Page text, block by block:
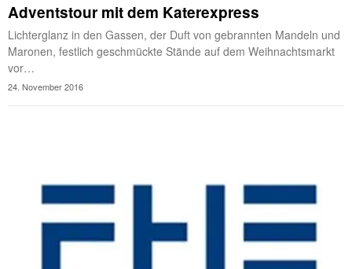
Adventstour mit dem Katerexpress
Lichterglanz in den Gassen, der Duft von gebrannten Mandeln und
Maronen, festlich geschmückte Stände auf dem Weihnachtsmarkt
vor…
24. November 2016